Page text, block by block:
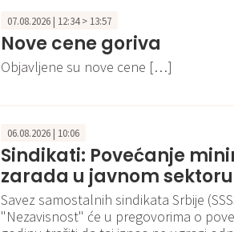
07.08.2026 | 12:34 > 13:57
Nove cene goriva
Objavljene su nove cene […]
06.08.2026 | 10:06
Sindikati: Povećanje
zarada u javnom sektoru
Savez samostalnih sindikata Srbije
"Nezavisnost" će u pregovorima o